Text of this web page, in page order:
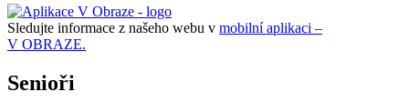
Sledujte informace z našeho webu v mobilní aplikaci –
V OBRAZE.
Senioři